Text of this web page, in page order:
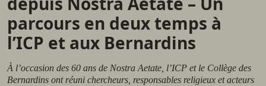
parcours en deux temps à
l’ICP et aux Bernardins
À l’occasion des 60 ans de Nostra Aetate, l’ICP et le Collège des
Bernardins ont réuni chercheurs, responsables religieux et acteurs